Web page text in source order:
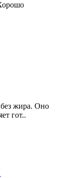
без жира. Оно
гот..